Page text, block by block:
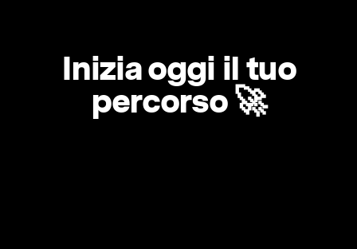
Inizia oggi il tuo
percorso 🚀